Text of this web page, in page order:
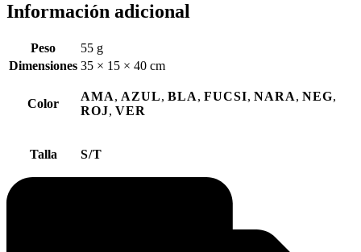
Información adicional
Peso
55 g
Dimensiones 35 × 15 × 40 cm
Color
AMA, AZUL, BLA, FUCSI, NARA, NEG,
ROJ, VER
Talla S/T